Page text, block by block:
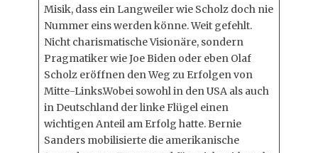
Misik, dass ein Langweiler wie Scholz doch nie
Nummer eins werden könne. Weit gefehlt.
Nicht charismatische Visionäre, sondern
Pragmatiker wie Joe Biden oder eben Olaf
Scholz eröffnen den Weg zu Erfolgen von
Mitte-Links.Wobei sowohl in den USA als auch
in Deutschland der linke Flügel einen
wichtigen Anteil am Erfolg hatte. Bernie
Sanders mobilisierte die amerikanische